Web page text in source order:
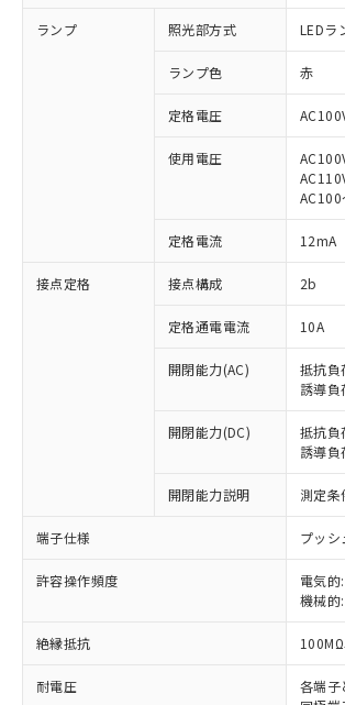
ランプ 照光部方式 LEDラ
ランプ色 赤
定格電圧
使用電圧
定格電流 12mA
接点定格 接点構成 2b
定格通電電流 10A
開閉能力(AC)
抵抗負
誘導
開閉能力(DC)
抵抗負
誘導
開閉能力説明 測定
端子仕様 プッ
許容操作頻度
電気
機械
絶縁抵抗
耐電圧
各端
ご利用条件
以下の条件をお読みいただき、同
本サービスは、当社制御機器
商品の当社在庫状況および標
(税抜)を提供させていただく
当社制御機器事業取扱商品の
本サービスの対象外となる商
ことをご了承ください。
在庫状況および標準価格照会
記載している更新日時点での
タに基づき作成されるもので
準価格とは異なる場合がある
対応済み：EU RoHS指令（10
非含有に対応した製品が提供可能な
対応予定：EU RoHS指令（10物質
有に対応した製品に切り替える予定
対応予定なし：EU RoHS指令（10
非含有に非対応の商品で、対応品
調査・確認中：EU RoHS指令（10
非含有の対応状況を調査中または
非該当品：ライセンス料など無形
害物質有無と関係のない商品です。
仕入先様の事情により、非含有部
いたものが、含有品と判明した場
むを得ず変更することがあります。
*EU RoHS指令（10物質）：
鉛(Pb) 1000ppm以下、 水銀(Hg) 1000ppm以
六価クロム(Cr(Ⅵ)) 1000ppm以下、ポリ臭化
「○」：最大均質材料含有率が中
基準値以下であることを示します。
「×」：最大均質材料含有率が中
基準値を超えていることを示しま
「－」：未確認です。当社販売部
当社は、これら貴社製品のう
為替および外国貿易法に定め
（以下｢規制貨物等」という
または国外への提供する場合
国政府の輸出許可(または役
可)を取得するなどの必要な